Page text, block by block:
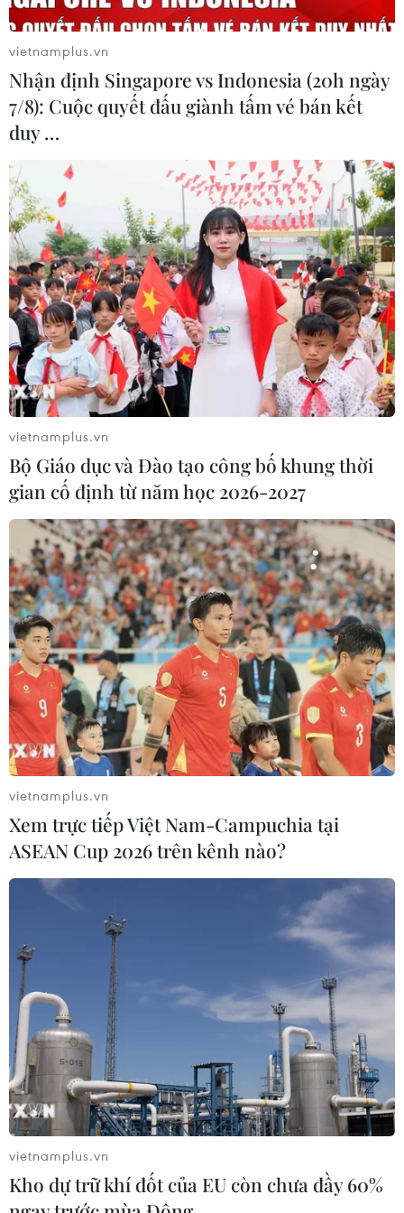
vietnamplus.vn
Nhận định Singapore vs Indonesia (20h ngày
7/8): Cuộc quyết đấu giành tấm vé bán kết
duy …
vietnamplus.vn
Bộ Giáo dục và Đào tạo công bố khung thời
gian cố định từ năm học 2026-2027
vietnamplus.vn
Xem trực tiếp Việt Nam-Campuchia tại
ASEAN Cup 2026 trên kênh nào?
vietnamplus.vn
Kho dự trữ khí đốt của EU còn chưa đầy 60%